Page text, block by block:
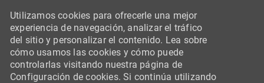
Utilizamos cookies para ofrecerle una mejor
experiencia de navegación, analizar el tráfico
del sitio y personalizar el contenido. Lea sobre
cómo usamos las cookies y cómo puede
controlarlas visitando nuestra página de
Configuración de cookies. Si continúa utilizando